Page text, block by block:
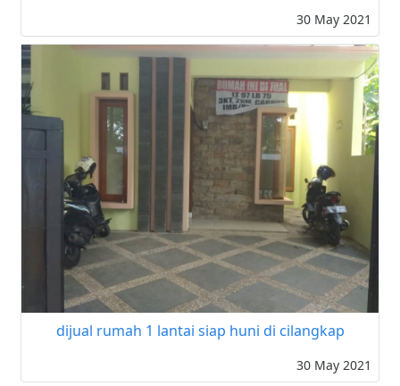
30 May 2021
dijual rumah 1 lantai siap huni di cilangkap
30 May 2021